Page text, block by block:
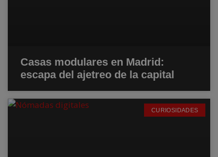
Casas modulares en Madrid:
escapa del ajetreo de la capital
CURIOSIDADES